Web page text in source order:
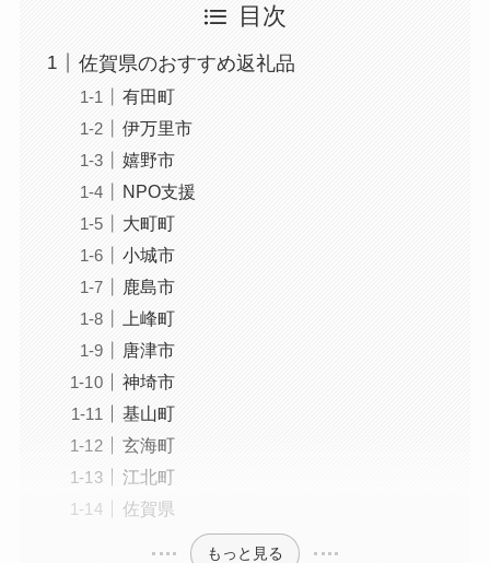
目次
佐賀県のおすすめ返礼品
有田町
伊万里市
嬉野市
NPO支援
大町町
小城市
鹿島市
上峰町
唐津市
神埼市
基山町
玄海町
江北町
佐賀県
もっと見る